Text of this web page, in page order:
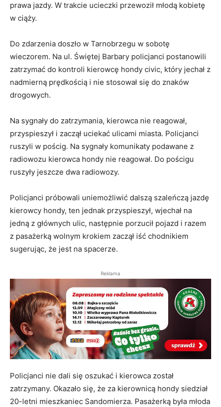
prawa jazdy. W trakcie ucieczki przewoził młodą kobietę
w ciąży.
Do zdarzenia doszło w Tarnobrzegu w sobotę
wieczorem. Na ul. Świętej Barbary policjanci postanowili
zatrzymać do kontroli kierowcę hondy civic, który jechał z
nadmierną prędkością i nie stosował się do znaków
drogowych.
Na sygnały do zatrzymania, kierowca nie reagował,
przyspieszył i zaczął uciekać ulicami miasta. Policjanci
ruszyli w pościg. Na sygnały komunikaty podawane z
radiowozu kierowca hondy nie reagował. Do pościgu
ruszyły jeszcze dwa radiowozy.
Policjanci próbowali uniemożliwić dalszą szaleńczą jazdę
kierowcy hondy, ten jednak przyspieszył, wjechał na
jedną z głównych ulic, następnie porzucił pojazd i razem
z pasażerką wolnym krokiem zaczął iść chodnikiem
sugerując, że jest na spacerze.
Reklama
Policjanci nie dali się oszukać i kierowca został
zatrzymany. Okazało się, że za kierownicą hondy siedział
20-letni mieszkaniec Sandomierza. Pasażerką była młoda